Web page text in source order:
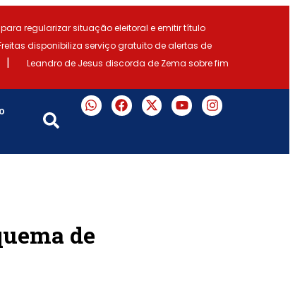
regularizar situação eleitoral e emitir título
disponibiliza serviço gratuito de alertas de
|
Leandro de Jesus discorda de Zema sobre fim
de